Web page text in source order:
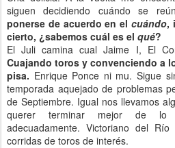
siguen decidiendo cuándo se
ponerse de acuerdo en elcuándo,
cierto, ¿sabemos cuál es el qué?
El Juli camina cual Jaime I, El
Cuajando toros y convenciendo a
pisa. Enrique Ponce ni mu. Sigue
temporada aquejado de problemas
de Septiembre. Igual nos llevamos
querer terminar mejor de lo
adecuadamente. Victoriano del
corridas de toros de interés.